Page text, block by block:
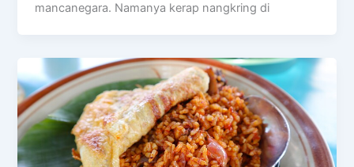
mancanegara. Namanya kerap nangkring di